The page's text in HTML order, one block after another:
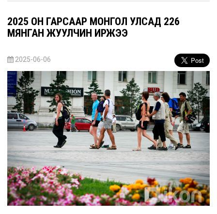
2025 ОН ГАРСААР МОНГОЛ УЛСАД 226
МЯНГАН ЖУУЛЧИН ИРЖЭЭ
2025-06-06